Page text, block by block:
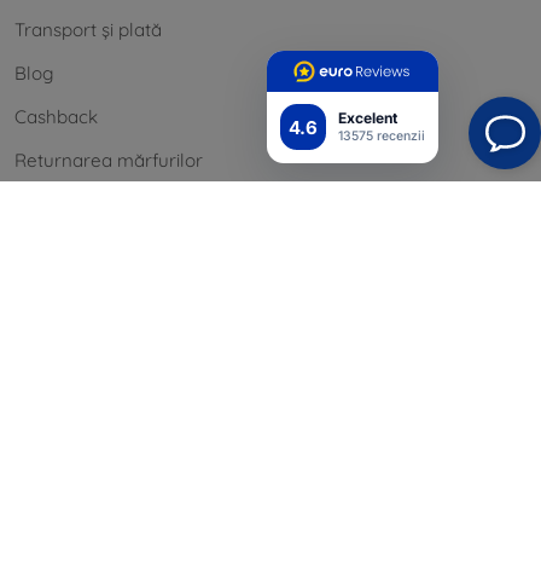
4.6 Excelent
13575 recenzii
Transport și plată
Blog
Cashback
Returnarea mărfurilor